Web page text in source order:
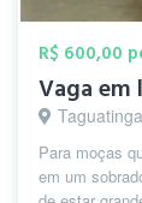
R$ 600,00
Para moças
em um